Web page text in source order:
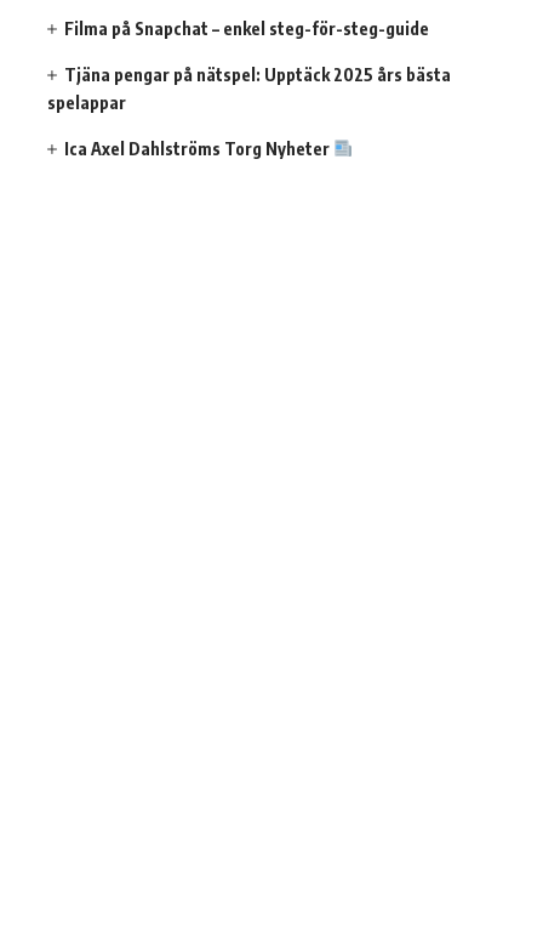
Filma på Snapchat – enkel steg-för-steg-guide
Tjäna pengar på nätspel: Upptäck 2025 års bästa
spelappar
Ica Axel Dahlströms Torg Nyheter